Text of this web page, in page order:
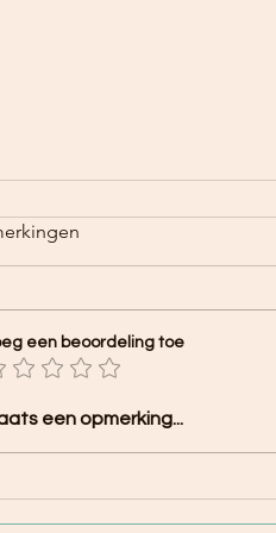
drama
een beoordeling toe
een opmerking...